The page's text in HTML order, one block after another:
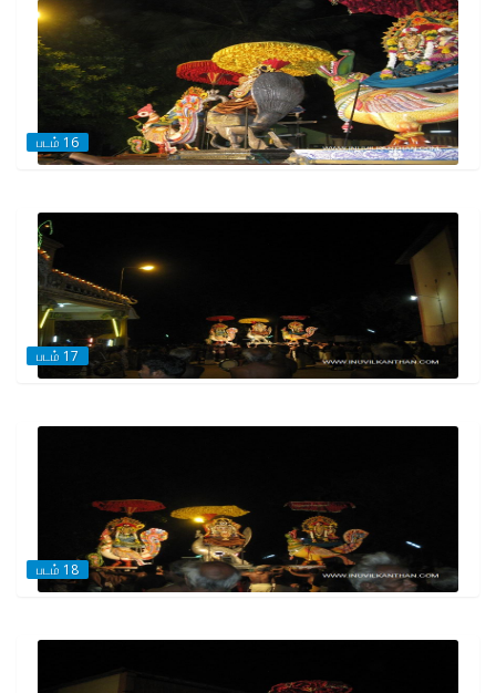
படம் 16
படம் 17
படம் 18